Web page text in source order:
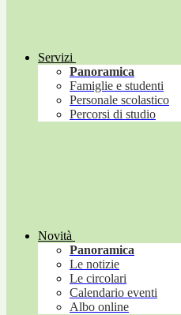
Servizi
Panoramica
Famiglie e studenti
Personale scolastico
Percorsi di studio
Novità
Panoramica
Le notizie
Le circolari
Calendario eventi
Albo online